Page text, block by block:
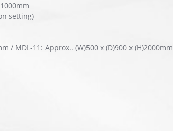
setting)
/ MDL-11: Approx.. (W)500 x (D)900 x (H)2000mm